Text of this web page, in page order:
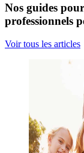
Nos guides
professionnels
Voir tous les articles